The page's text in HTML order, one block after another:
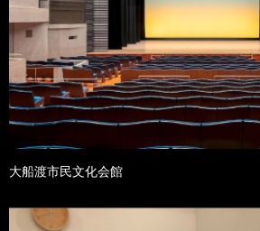
大船渡市民文化会館